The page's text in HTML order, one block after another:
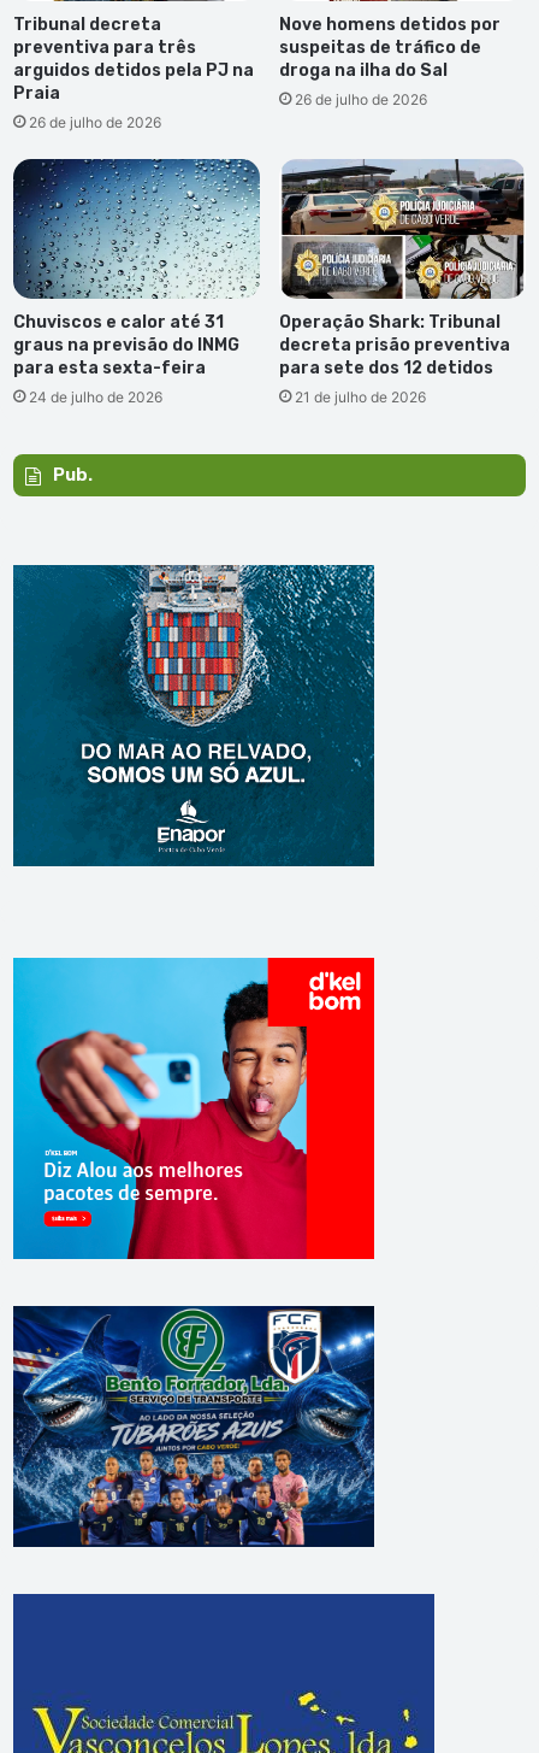
Tribunal decreta
preventiva para três
arguidos detidos pela PJ na
Praia
26 de julho de 2026
Nove homens detidos por
suspeitas de tráfico de
droga na ilha do Sal
26 de julho de 2026
Chuviscos e calor até 31
graus na previsão do INMG
para esta sexta-feira
24 de julho de 2026
Operação Shark: Tribunal
decreta prisão preventiva
para sete dos 12 detidos
21 de julho de 2026
Pub.